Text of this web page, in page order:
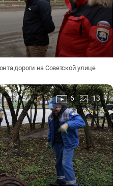
дороги на Советской улице
6 13